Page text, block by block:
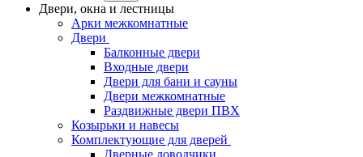
Двери, окна и лестницы
Арки межкомнатные
Двери
Балконные двери
Входные двери
Двери для бани и сауны
Двери межкомнатные
Раздвижные двери ПВХ
Козырьки и навесы
Комплектующие для дверей
Дверные доводчики